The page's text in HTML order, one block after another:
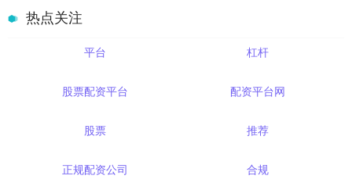
热点关注
平台 杠杆
股票配资平台 配资平台网
股票 推荐
正规配资公司 合规